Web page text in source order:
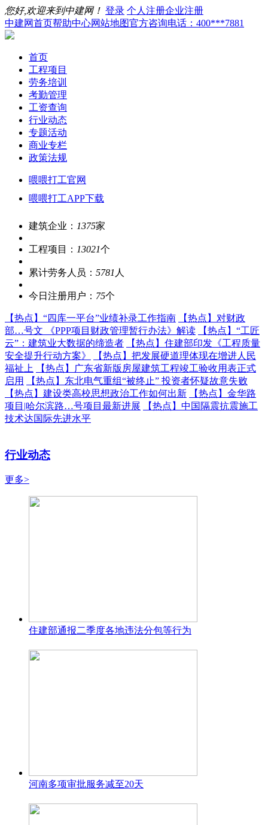
您好,欢迎来到中建网！ 登录 个人注册企业注册
中建网首页帮助中心网站地图官方咨询电话：400***7881
首页
工程项目
劳务培训
考勤管理
工资查询
行业动态
专题活动
商业专栏
政策法规
喂喂打工官网
喂喂打工APP下载
建筑企业： 1375家
工程项目： 13021个
累计劳务人员： 5781 人
今日注册用户： 75个
【热点】 “四库一平台”业绩补录工作指南 【热点】 对财政
部…号文 《PPP项目财政管理暂行办法》解读
【热点】 “工匠
云”：建筑业大数据的缔造者
【热点】 住建部印发《工程质量
安全提升行动方案》
【热点】 把发展硬道理体现在增进人民
福祉上
【热点】
广东省新版房屋建筑工程竣工验收用表正式
启用
【热点】 东北电气重组“被终止” 投资者怀疑故意失败
【热点】 建设类高校思想政治工作如何出新 【热点】 金华路
项目|哈尔滨路…号项目最新进展
【热点】 中国隔震抗震施工
技术达国际先进水平
行业动态
更多>
住建部通报二季度各地违法分包等行为
河南多项审批服务减至20天